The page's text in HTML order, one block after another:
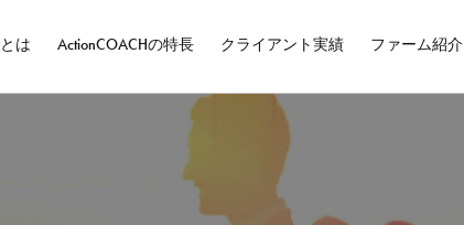
は ActionCOACHの特長 クライアント実績 ファーム紹介